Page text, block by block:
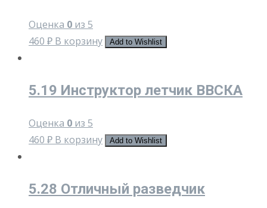
Оценка 0 из 5
460 ₽ В корзину Add to Wishlist
5.19 Инструктор летчик ВВСКА
Оценка 0 из 5
460 ₽ В корзину Add to Wishlist
5.28 Отличный разведчик